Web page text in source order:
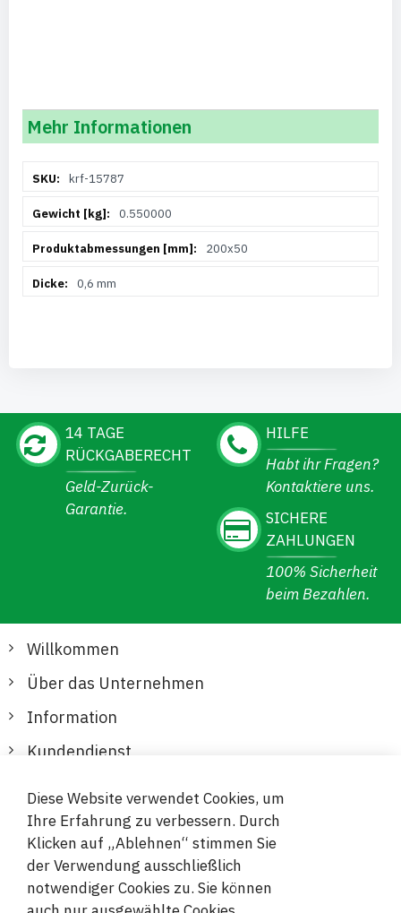
Mehr Informationen
Informationen
krf-15787
0.550000
200x50
0,6 mm
14 TAGE
RÜCKGABERECHT
Geld-Zurück-
Garantie.
HILFE
Habt ihr Fragen?
Kontaktiere uns.
SICHERE
ZAHLUNGEN
100% Sicherheit
beim Bezahlen.
Willkommen
Über das Unternehmen
Information
Kundendienst
Sichere und bequeme Zahlungen
Diese Website verwendet Cookies, um
Ihre Erfahrung zu verbessern. Durch
Klicken auf „Ablehnen“ stimmen Sie
der Verwendung ausschließlich
notwendiger Cookies zu. Sie können